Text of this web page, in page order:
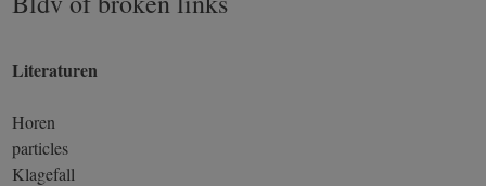
Literaturen
Horen
particles
Klagefall